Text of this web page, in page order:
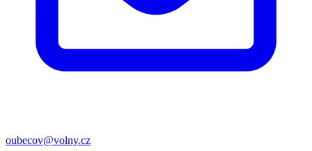
oubecov@volny.cz